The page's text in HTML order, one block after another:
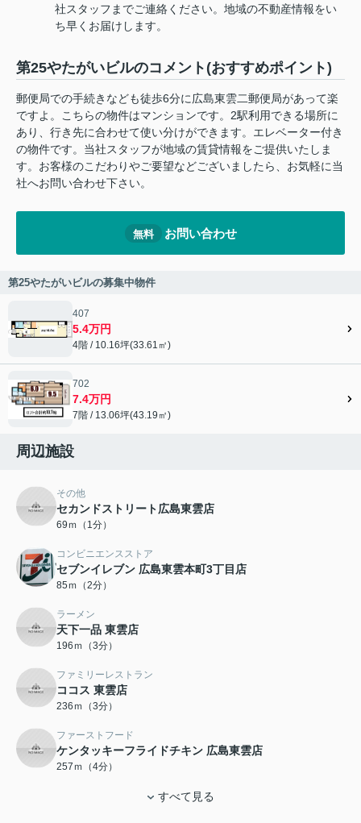
社スタッフまでご連絡ください。地域の不動産情報をい
ち早くお届けします。
第25やたがいビルのコメント(おすすめポイント)
郵便局での手続きなども徒歩6分に広島東雲二郵便局があって楽
ですよ。こちらの物件はマンションです。2駅利用できる場所に
あり、行き先に合わせて使い分けができます。エレベーター付き
の物件です。当社スタッフが地域の賃貸情報をご提供いたしま
す。お客様のこだわりやご要望などございましたら、お気軽に当
社へお問い合わせ下さい。
無料 お問い合わせ
第25やたがいビルの募集中物件
407
5.4万円
4階 / 10.16坪(33.61㎡)
702
7.4万円
7階 / 13.06坪(43.19㎡)
周辺施設
その他
セカンドストリート広島東雲店
69ｍ（1分）
コンビニエンスストア
セブンイレブン 広島東雲本町3丁目店
85ｍ（2分）
ラーメン
天下一品 東雲店
196ｍ（3分）
ファミリーレストラン
ココス 東雲店
236ｍ（3分）
ファーストフード
ケンタッキーフライドチキン 広島東雲店
257ｍ（4分）
すべて見る